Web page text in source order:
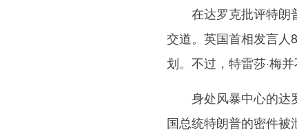
在达罗克批评特朗
交道。英国首相发言人
划。不过，特雷莎·梅
身处风暴中心的达
国总统特朗普的密件被